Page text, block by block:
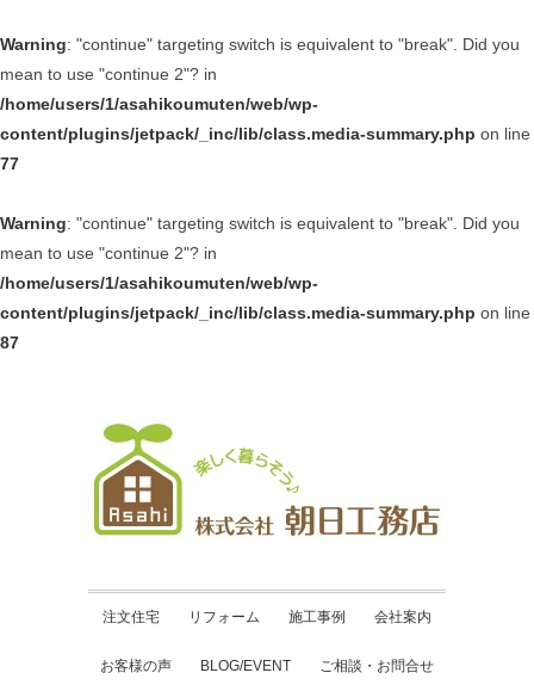
Warning: "continue" targeting switch is equivalent to "break". Did you
mean to use "continue 2"? in
/home/users/1/asahikoumuten/web/wp-
content/plugins/jetpack/_inc/lib/class.media-summary.php on line
77
Warning: "continue" targeting switch is equivalent to "break". Did you
mean to use "continue 2"? in
/home/users/1/asahikoumuten/web/wp-
content/plugins/jetpack/_inc/lib/class.media-summary.php on line
87
注文住宅 リフォーム 施工事例 会社案内
お客様の声 BLOG/EVENT ご相談・お問合せ